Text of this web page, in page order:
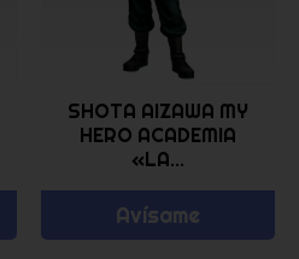
SHOTA AIZAWA MY
HERO ACADEMIA
«LA...
Avísame